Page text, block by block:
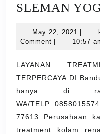
SLEMAN
May 22, 2021 May
22,
Comment
10:57
LAYANAN
TERPERCAYA DI
hanya di
WA/TELP.
77613 Perusahaan
treatment kolam